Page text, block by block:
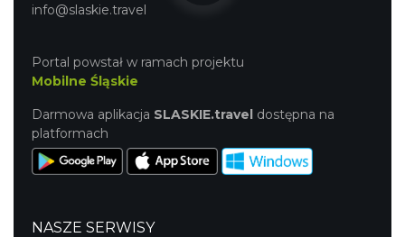
info@slaskie.travel
Portal powstał w ramach projektu
Mobilne Śląskie
Darmowa aplikacja SLASKIE.travel dostępna na
platformach
NASZE SERWISY